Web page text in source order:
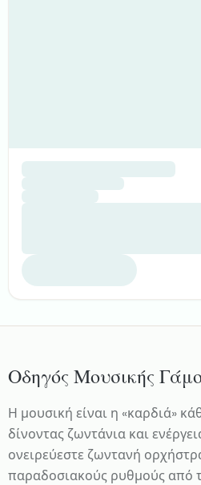
Οδηγός Μουσικής
Η μουσική είναι η «καρδιά»
δίνοντας ζωντάνια και
ονειρεύεστε ζωντανή
παραδοσιακούς ρυθμούς από